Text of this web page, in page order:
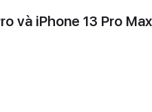
và iPhone 13 Pro